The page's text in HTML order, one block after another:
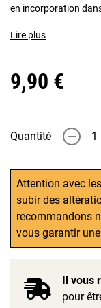
en incorporation
Lire plus
9,90 €
Quantité -
Attention avec
subir des
recommandons
vous garantir
Il vous
pour